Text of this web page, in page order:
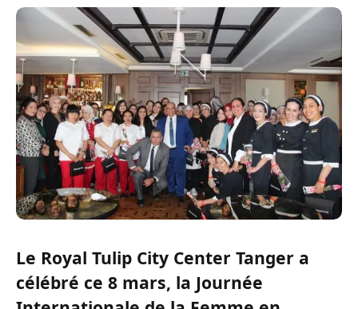
Le Royal Tulip City Center Tanger a
célébré ce 8 mars, la Journée